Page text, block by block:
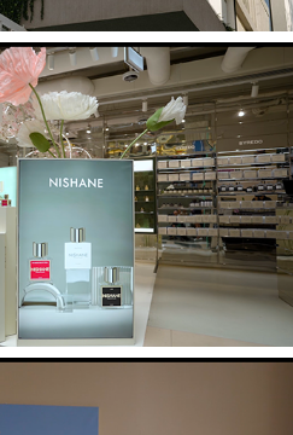
Galerie Lafayette